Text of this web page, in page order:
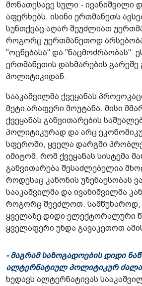
მონათესავე სული - ივანიშვილი
აფერხებს. ისინი ერთმანეთს
სუნთქვაც აღარ შეუძლიათ
როგორც უერთმანეთოდ
"ოცნებასა" და "ნაცმოძრაობას".
ერთმანეთის დახმარების გარეშე
პოლიტიკიდან.
სააკაშვილმა ქვეყანას
მეტი არაფერი მოუტანა. მისი
ქვეყანას განვითარების
პოლიტიკურად და არც
სფეროში, ყველა დარგში
იმიტომ, რომ ქვეყანას სისტემა
განვითარება შესაძლებელია
როდესაც კანონის უზენაესობას
სააკაშვილმა და ივანიშვილმა
როგორც შეეძლოთ. სამწუხაროდ,
ყველაზე დიდი ელექტორალური
ყველაფერი უნდა გავაკეთოთ
- მაგრამ საზოგადოების დიდი
ალტერნატიულ პოლიტიკურ
ხედავს ალტერნატივას